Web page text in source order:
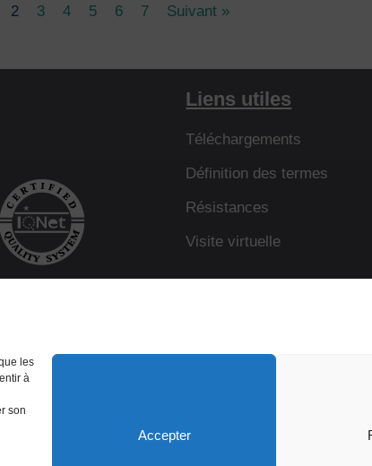
les
à
son
Accepter
2 3 4 5 6 7 Suivant »
Liens utiles
Téléchargements
Définition des termes
Résistances
Visite virtuelle
de Confidentialité